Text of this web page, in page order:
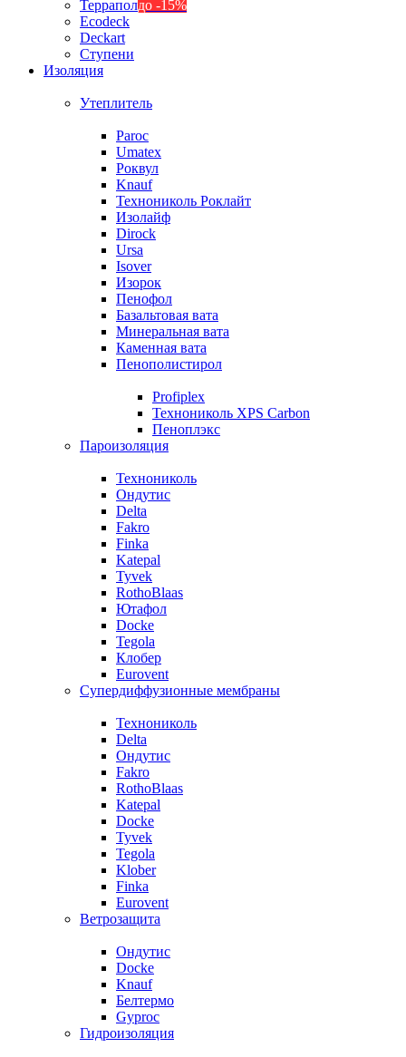
Терраполдо -15%
Ecodeck
Deckart
Ступени
Изоляция
Утеплитель
Paroc
Umatex
Роквул
Knauf
Технониколь Роклайт
Изолайф
Dirock
Ursa
Isover
Изорок
Пенофол
Базальтовая вата
Минеральная вата
Каменная вата
Пенополистирол
Profiplex
Технониколь XPS Carbon
Пеноплэкс
Пароизоляция
Технониколь
Ондутис
Delta
Fakro
Finka
Katepal
Tyvek
RothoBlaas
Ютафол
Docke
Tegola
Клобер
Eurovent
Супердиффузионные мембраны
Технониколь
Delta
Ондутис
Fakro
RothoBlaas
Katepal
Docke
Tyvek
Tegola
Klober
Finka
Eurovent
Ветрозащита
Ондутис
Docke
Knauf
Белтермо
Gyproc
Гидроизоляция